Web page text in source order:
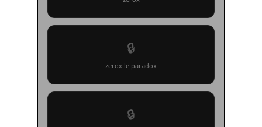
🔒
zerox le paradox
🔒